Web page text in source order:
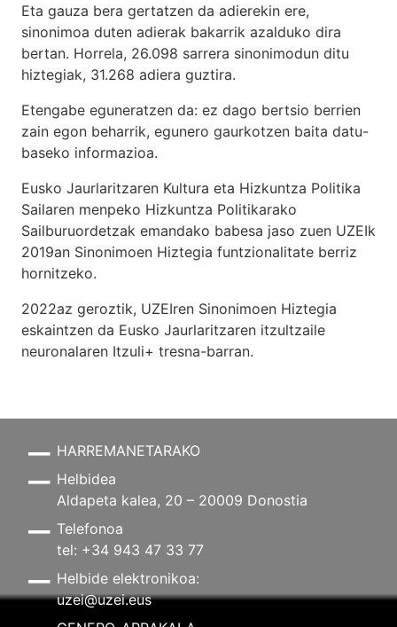
Eta gauza bera gertatzen da adierekin ere,
sinonimoa duten adierak bakarrik azalduko dira
bertan. Horrela, 26.098 sarrera sinonimodun ditu
hiztegiak, 31.268 adiera guztira.
Etengabe eguneratzen da: ez dago bertsio berrien
zain egon beharrik, egunero gaurkotzen baita datu-
baseko informazioa.
Eusko Jaurlaritzaren Kultura eta Hizkuntza Politika
Sailaren menpeko Hizkuntza Politikarako
Sailburuordetzak emandako babesa jaso zuen UZEIk
2019an Sinonimoen Hiztegia funtzionalitate berriz
hornitzeko.
2022az geroztik, UZEIren Sinonimoen Hiztegia
eskaintzen da Eusko Jaurlaritzaren itzultzaile
neuronalaren Itzuli+ tresna-barran.
HARREMANETARAKO
Helbidea
Aldapeta kalea, 20 – 20009 Donostia
Telefonoa
tel: +34 943 47 33 77
Helbide elektronikoa:
uzei@uzei.eus